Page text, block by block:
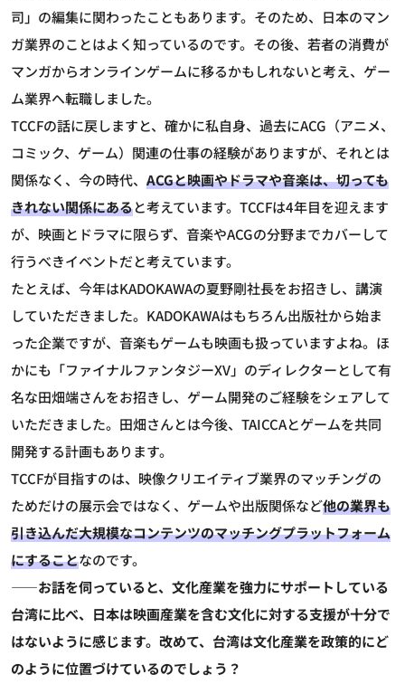
司」の編集に関わったこともあります。そのため、日本のマン
ガ業界のことはよく知っているのです。その後、若者の消費が
マンガからオンラインゲームに移るかもしれないと考え、ゲー
ム業界へ転職しました。
TCCFの話に戻しますと、確かに私自身、過去にACG（アニメ、
コミック、ゲーム）関連の仕事の経験がありますが、それとは
関係なく、今の時代、 ACGと映画やドラマや音楽は、切っても
きれない関係にあると考えています。TCCFは4年目を迎えます
が、映画とドラマに限らず、音楽やACGの分野までカバーして
行うべきイベントだと考えています。
たとえば、今年はKADOKAWAの夏野剛社長をお招きし、講演
していただきました。KADOKAWAはもちろん出版社から始ま
った企業ですが、音楽もゲームも映画も扱っていますよね。ほ
かにも「ファイナルファンタジーXV」のディレクターとして有
名な田畑端さんをお招きし、ゲーム開発のご経験をシェアして
いただきました。田畑さんとは今後、TAICCAとゲームを共同
開発する計画もあります。
TCCFが目指すのは、映像クリエイティブ業界のマッチングの
ためだけの展示会ではなく、ゲームや出版関係など他の業界も
引き込んだ大規模なコンテンツのマッチングプラットフォーム
にすることなのです。
――お話を伺っていると、文化産業を強力にサポートしている
台湾に比べ、日本は映画産業を含む文化に対する支援が十分で
はないように感じます。改めて、台湾は文化産業を政策的にど
のように位置づけているのでしょう？